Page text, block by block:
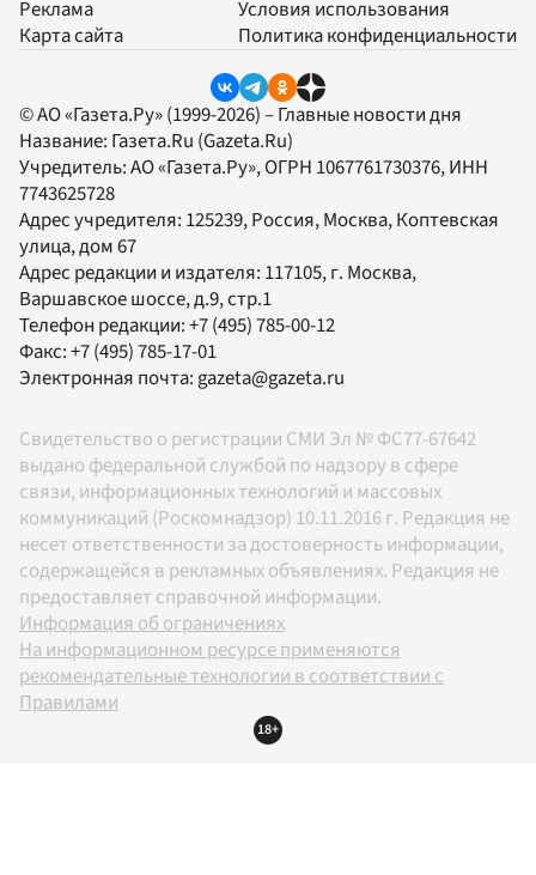
Реклама
Карта сайта
Условия использования
Политика конфиденциальности
© АО «Газета.Ру» (1999-2026) – Главные новости дня
Название: Газета.Ru (Gazeta.Ru)
Учредитель:АО «Газета.Ру», ОГРН 1067761730376, ИНН
7743625728
Адрес учредителя: 125239, Россия, Москва, Коптевская
улица, дом 67
Адрес редакции и издателя: 117105, г. Москва,
Варшавское шоссе, д.9, стр.1
Телефон редакции:+7 (495) 785-00-12
Факс:+7 (495) 785-17-01
Электронная почта:gazeta@gazeta.ru
Свидетельство о регистрации СМИ Эл № ФС77-67642
выдано федеральной службой по надзору в сфере
связи, информационных технологий и массовых
коммуникаций (Роскомнадзор) 10.11.2016 г. Редакция не
несет ответственности за достоверность информации,
содержащейся в рекламных объявлениях. Редакция не
предоставляет справочной информации.
Информация об ограничениях
На информационном ресурсе применяются
рекомендательные технологии в соответствии с
Правилами
18+